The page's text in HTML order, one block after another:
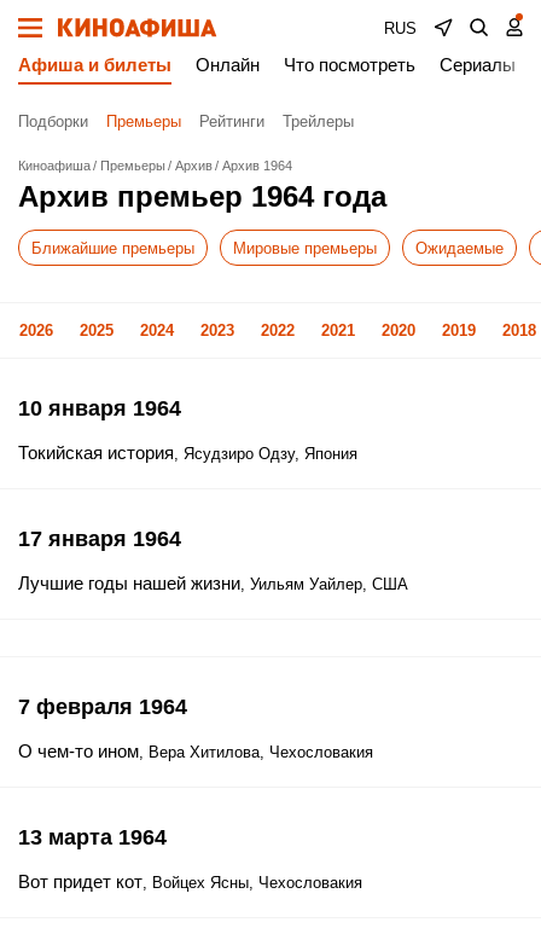
RUS
Афиша и билеты Онлайн Что посмотреть Сериалы
Подборки Премьеры Рейтинги Трейлеры
Киноафиша Премьеры Архив Архив 1964
Архив премьер 1964 года
Ближайшие премьеры Мировые премьеры Ожидаемые
2026 2025 2024 2023 2022 2021 2020 2019 2018
10 января 1964
Токийская история, Ясудзиро Одзу, Япония
17 января 1964
Лучшие годы нашей жизни, Уильям Уайлер, США
7 февраля 1964
О чем-то ином, Вера Хитилова, Чехословакия
13 марта 1964
Вот придет кот, Войцех Ясны, Чехословакия